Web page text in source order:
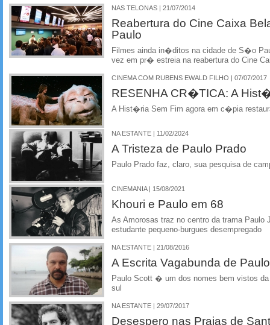
NAS TELONAS | 21/07/2014
Reabertura do Cine Caixa
Paulo
Filmes ainda in�ditos na cidade de S�o
vez em pr� estreia na reabertura do Cine
CINEMA COM RUBENS EWALD FILHO | 07/07/2017
RESENHA CR�TICA: A
A Hist�ria Sem Fim agora em c�pia
NA ESTANTE | 11/02/2024
A Tristeza de Paulo Prado
Paulo Prado faz, claro, sua pesquisa de
CINEMANIA | 15/08/2021
Khouri e Paulo em 68
As Amorosas traz no centro da trama Paulo
estudante pequeno-burgues desempregado
NA ESTANTE | 21/08/2016
A Escrita Vagabunda de
Paulo Scott � um dos nomes bem vistos
sul
NA ESTANTE | 29/07/2017
Desespero nas Praias de